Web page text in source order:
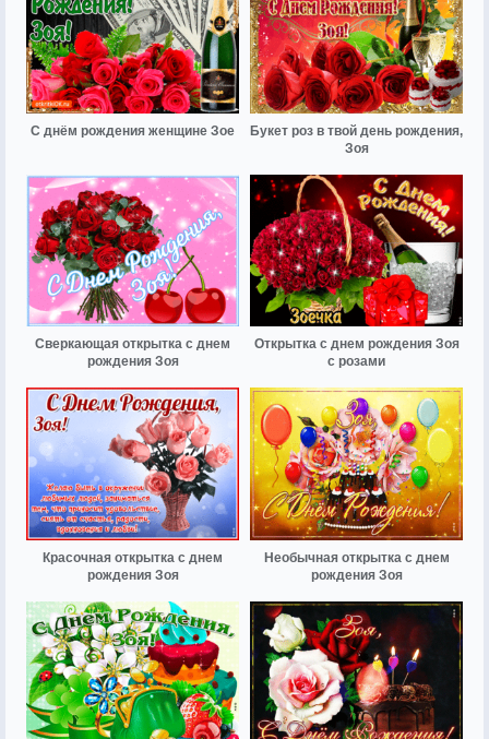
С днём рождения женщине Зое
Букет роз в твой день рождения,
Зоя
Сверкающая открытка с днем
рождения Зоя
Открытка с днем рождения Зоя
с розами
Красочная открытка с днем
рождения Зоя
Необычная открытка с днем
рождения Зоя